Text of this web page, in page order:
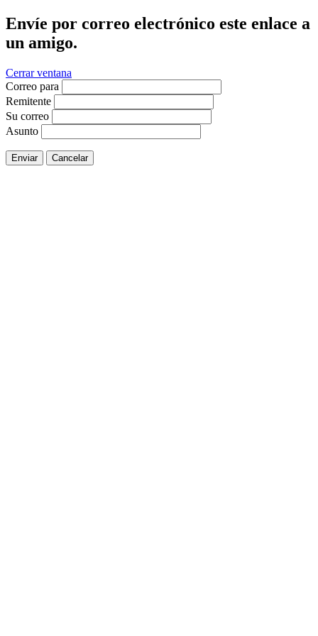
Envíe por correo electrónico este enlace a
un amigo.
Cerrar ventana
Correo para
Remitente
Su correo
Asunto
Enviar Cancelar